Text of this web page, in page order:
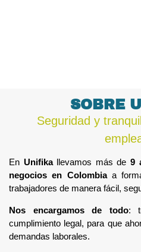
SOBRE
Seguridad y
En Unifika llevamos más de9
negocios en Colombia a
trabajadores de manera fácil,
Nos encargamos de todo:
cumplimiento legal, para que
demandas laborales.